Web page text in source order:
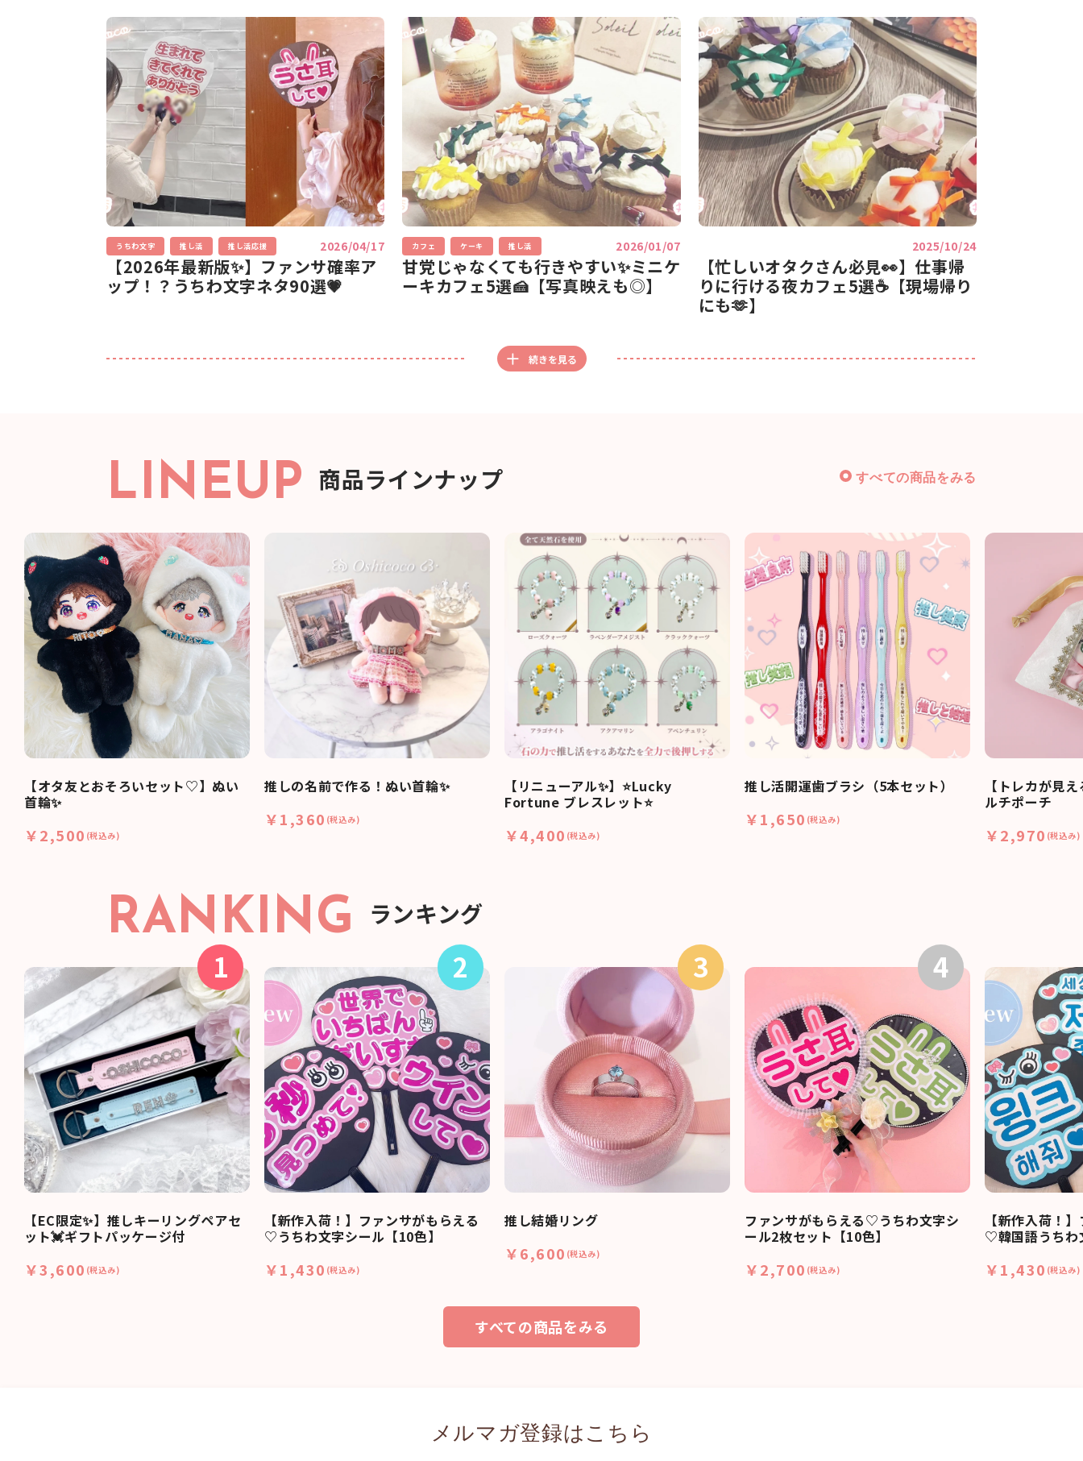
うちわ文字 推し活 推し活応援 2026/04/17
【2026年最新版✨】ファンサ確率ア
ップ！？うちわ文字ネタ90選💗
カフェ ケーキ 推し活 2026/01/07
甘党じゃなくても行きやすい✨ミニケ
ーキカフェ5選🍰【写真映えも◎】
2025/10/24
【忙しいオタクさん必見👀】仕事帰
りに行ける夜カフェ5選☕【現場帰り
にも🫶】
続きを見る
LINEUP 商品ラインナップ すべての商品をみる
【オタ友とおそろいセット♡】ぬい
首輪✨
￥2,500 (税込み)
推しの名前で作る！ぬい首輪✨
￥1,360 (税込み)
【リニューアル✨】⭐Lucky
Fortune ブレスレット⭐
￥4,400 (税込み)
推し活開運歯ブラシ（5本セット）
￥1,650 (税込み)
【トレカが見
ルチポーチ
￥2,970 (税込み)
RANKING ランキング
1
【EC限定✨】推しキーリングペアセ
ット💓ギフトパッケージ付
￥3,600 (税込み)
2
【新作入荷！】ファンサがもらえる
♡うちわ文字シール【10色】
￥1,430 (税込み)
3
推し結婚リング
￥6,600 (税込み)
4
ファンサがもらえる♡うちわ文字シ
ール2枚セット【10色】
￥2,700 (税込み)
【新作入荷！
♡韓国語うちわ
￥1,430 (税込み)
すべての商品をみる
メルマガ登録はこちら